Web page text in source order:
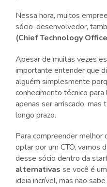
Nessa hora, muitos
sócio-desenvolvedor,
(Chief Technology
Apesar de muitas vezes
importante entender que
alguém simplesmente
conhecimento técnico
apenas ser arriscado, mas
longo prazo.
Para compreender melhor
optar por um CTO, vamos
desse sócio dentro da
alternativas se você é
ideia incrível, mas não